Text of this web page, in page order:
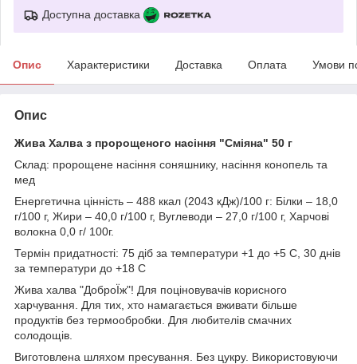
Доступна доставка
Опис Характеристики Доставка Оплата Умови
Опис
Жива Халва з пророщеного насіння "Сміяна" 50 г
Склад: пророщене насіння соняшнику, насіння конопель та
мед
Енергетична цінність – 488 ккал (2043 кДж)/100 г: Білки – 18,0
г/100 г, Жири – 40,0 г/100 г, Вуглеводи – 27,0 г/100 г, Харчові
волокна 0,0 г/ 100г.
Термін придатності: 75 діб за температури +1 до +5 С, 30 днів
за температури до +18 С
Жива халва "ДоброЇж"! Для поціновувачів корисного
харчування. Для тих, хто намагається вживати більше
продуктів без термообробки. Для любителів смачних
солодощів.
Виготовлена шляхом пресування. Без цукру. Використовуючи